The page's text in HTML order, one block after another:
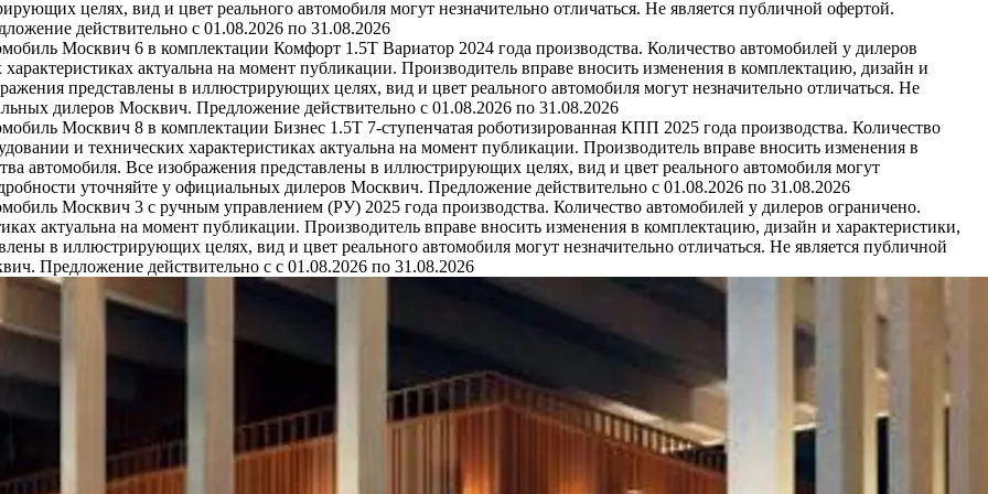
целях, вид и цвет реального автомобиля могут незначительно отличаться. Не является публичной офертой.
действительно с 01.08.2026 по 31.08.2026
Москвич 6 в комплектации Комфорт 1.5T Вариатор 2024 года производства. Количество автомобилей у дилеров
актуальна на момент публикации. Производитель вправе вносить изменения в комплектацию, дизайн и
представлены в иллюстрирующих целях, вид и цвет реального автомобиля могут незначительно отличаться. Не
дилеров Москвич. Предложение действительно с 01.08.2026 по 31.08.2026
Москвич 8 в комплектации Бизнес 1.5T 7-ступенчатая роботизированная КПП 2025 года производства. Количество
и технических характеристиках актуальна на момент публикации. Производитель вправе вносить изменения в
автомобиля. Все изображения представлены в иллюстрирующих целях, вид и цвет реального автомобиля могут
уточняйте у официальных дилеров Москвич. Предложение действительно с 01.08.2026 по 31.08.2026
Москвич 3 с ручным управлением (РУ) 2025 года производства. Количество автомобилей у дилеров ограничено.
актуальна на момент публикации. Производитель вправе вносить изменения в комплектацию, дизайн и характеристики,
в иллюстрирующих целях, вид и цвет реального автомобиля могут незначительно отличаться. Не является публичной
Предложение действительно с с 01.08.2026 по 31.08.2026